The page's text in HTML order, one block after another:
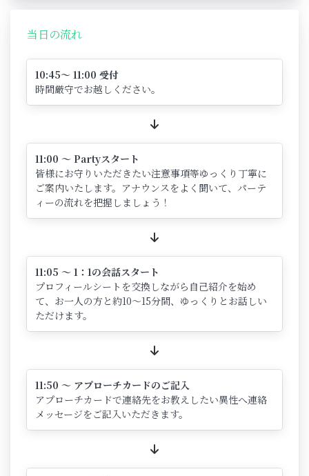
当日の流れ
10:45～ 11:00 受付
時間厳守でお越しください。
11:00 ～ Partyスタート
皆様にお守りいただきたい注意事項等ゆっくり丁寧に
ご案内いたします。アナウンスをよく聞いて、パーテ
ィーの流れを把握しましょう！
11:05 ～ 1：1の会話スタート
プロフィールシートを交換しながら自己紹介を始め
て、お一人の方と約10～15分間、ゆっくりとお話しい
ただけます。
11:50 ～ アプローチカードのご記入
アプローチカードで連絡先をお教えしたい異性へ連絡
メッセージをご記入いただきます。